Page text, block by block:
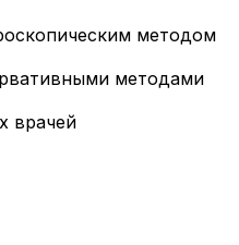
методом
методами
врачей